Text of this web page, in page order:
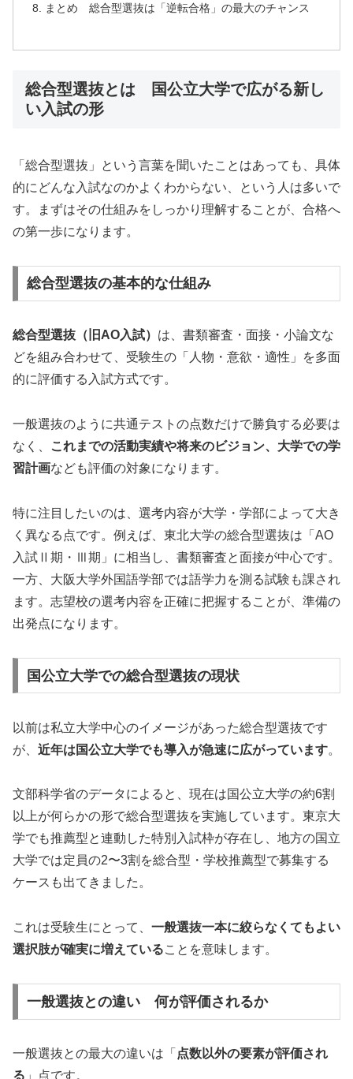
まとめ 総合型選抜は「逆転合格」の最大のチャンス
総合型選抜とは 国公立大学で広がる新し
い入試の形
「総合型選抜」という言葉を聞いたことはあっても、具体
的にどんな入試なのかよくわからない、という人は多いで
す。まずはその仕組みをしっかり理解することが、合格へ
の第一歩になります。
総合型選抜の基本的な仕組み
総合型選抜（旧AO入試） は、書類審査・面接・小論文な
どを組み合わせて、受験生の「人物・意欲・適性」を多面
的に評価する入試方式です。
一般選抜のように共通テストの点数だけで勝負する必要は
なく、
これまでの活動実績や将来のビジョン、大学での学
習計画なども評価の対象になります。
特に注目したいのは、選考内容が大学・学部によって大き
く異なる点です。例えば、東北大学の総合型選抜は「AO
入試Ⅱ期・Ⅲ期」に相当し、書類審査と面接が中心です。
一方、大阪大学外国語学部では語学力を測る試験も課され
ます。志望校の選考内容を正確に把握することが、準備の
出発点になります。
国公立大学での総合型選抜の現状
以前は私立大学中心のイメージがあった総合型選抜です
が、 近年は国公立大学でも導入が急速に広がっています。
文部科学省のデータによると、現在は国公立大学の約6割
以上が何らかの形で総合型選抜を実施しています。東京大
学でも推薦型と連動した特別入試枠が存在し、地方の国立
大学では定員の2〜3割を総合型・学校推薦型で募集する
ケースも出てきました。
これは受験生にとって、 一般選抜一本に絞らなくてもよい
選択肢が確実に増えていることを意味します。
一般選抜との違い 何が評価されるか
一般選抜との最大の違いは「 点数以外の要素が評価され
る 」点です。